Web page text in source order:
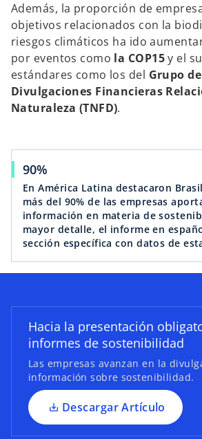
Además, la proporción de
objetivos relacionados con la
riesgos climáticos ha ido
por eventos como la COP15y el
estándares como los del Grupo
Divulgaciones Financieras
Naturaleza (TNFD).
90%
En América Latina destacaron
más del 90% de las empresas
información en materia de
mayor detalle, el informe en
sección específica con datos de
Hacia la presentación
informes de sostenibilidad
Las empresas avanzan en la
información sobre sostenibilidad.
Descargar Artículo
s
e
a
b
n
u
n
a
e
s